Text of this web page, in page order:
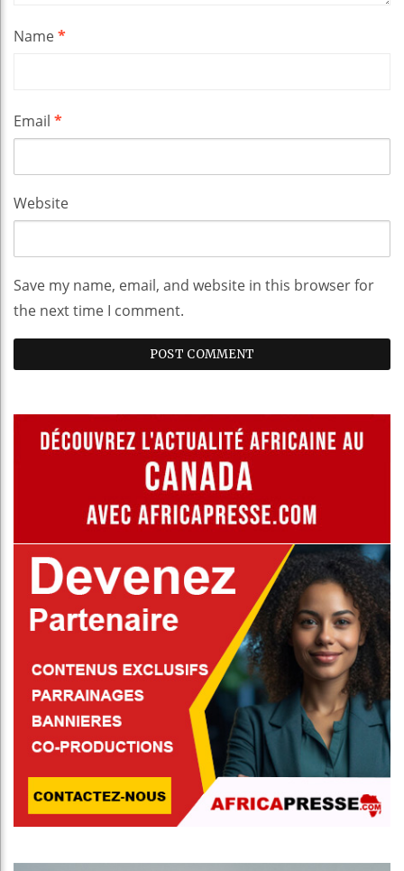
Name*
Email *
Website
Save my name, email, and website in this browser for
the next time I comment.